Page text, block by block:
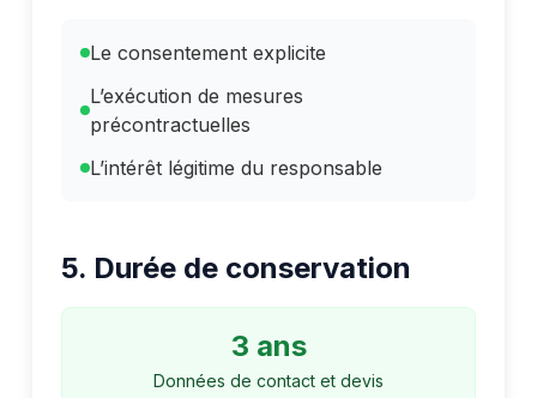
Le consentement explicite
L’exécution de mesures
précontractuelles
L’intérêt légitime du responsable
5. Durée de conservation
3 ans
Données de contact et devis